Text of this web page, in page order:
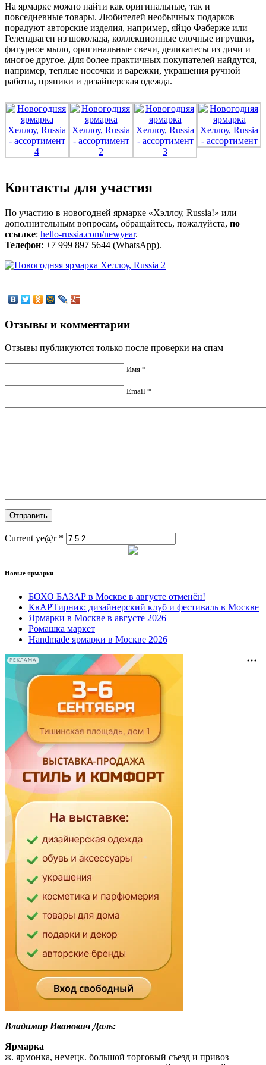
На ярмарке можно найти как оригинальные, так и
повседневные товары. Любителей необычных подарков
порадуют авторские изделия, например, яйцо Фаберже или
Гелендваген из шоколада, коллекционные елочные игрушки,
фигурное мыло, оригинальные свечи, деликатесы из дичи и
многое другое. Для более практичных покупателей найдутся,
например, теплые носочки и варежки, украшения ручной
работы, пряники и дизайнерская одежда.
Контакты для участия
По участию в новогодней ярмарке «Хэллоу, Russia!» или
дополнительным вопросам, обращайтесь, пожалуйста, по
ссылке: hello-russia.com/newyear.
Телефон: +7 999 897 5644 (WhatsApp).
Отзывы и комментарии
Отзывы публикуются только после проверки на спам
Имя *
Email *
Current ye@r *
Новые ярмарки
БОХО БАЗАР в Москве в августе отменён!
КвАРТирник: дизайнерский клуб и фестиваль в Москве
Ярмарки в Москве в августе 2026
Ромашка маркет
Handmade ярмарки в Москве 2026
РЕКЛАМА
Владимир Иванович Даль:
Ярмарка
ж. ярмонка, немецк. большой торговый съезд и привоз